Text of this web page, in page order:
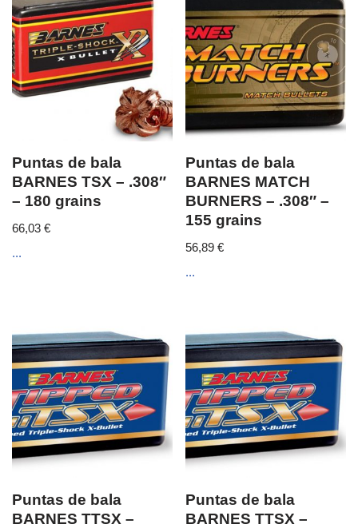
Puntas de bala
BARNES TSX – .308″
– 180 grains
66,03 €
...
Puntas de bala
BARNES MATCH
BURNERS – .308″ –
155 grains
56,89€
...
Puntas de bala
BARNES TTSX –
Puntas de bala
BARNES TTSX –